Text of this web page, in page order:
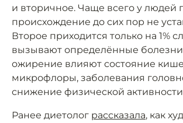
и вторичное. Чаще всего у людей
происхождение до сих пор не
Второе приходится только на 1%
вызывают определённые
ожирение влияют состояние
микрофлоры, заболевания
снижение физической
Ранее диетолог рассказала, как